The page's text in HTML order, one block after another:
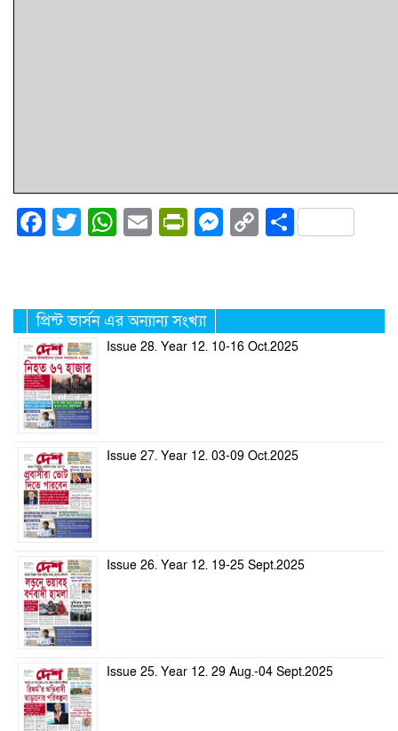
Facebook
Twitter
WhatsApp
EmailPrintFriendly
Messenger
CopyShare
প্রিন্ট ভার্সন এর অন্যান্য সংখ্যা
Issue 28. Year 12. 10-16 Oct.2025
Issue 27. Year 12. 03-09 Oct.2025
Issue 26. Year 12. 19-25 Sept.2025
Issue 25. Year 12. 29 Aug.-04 Sept.2025